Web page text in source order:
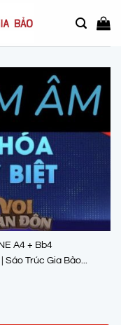
A4 + Bb4
Sáo Trúc Gia Bảo...